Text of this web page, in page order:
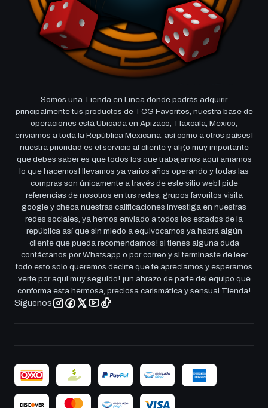
Somos una Tienda en Linea donde podrás adquirir
principalmente tus productos de TCG Favoritos, nuestra base de
operaciones está Ubicada en Apizaco, Tlaxcala, Mexico,
enviamos a toda la República Mexicana, así como a otros países!
nuestra prioridad es el servicio al cliente y algo muy importante
que debes saber es que todos los que trabajamos aquí amamos
lo que hacemos! llevamos ya varios años operando y todas las
compras son únicamente a través de este sitio web! pide
referencias de nosotros en tus redes, grupos favoritos visita
google y checa nuestras calificaciones investiga en nuestras
redes sociales, ya hemos enviado a todos los estados de la
república así que sin miedo a equivocarnos ya habrá algún
cliente que pueda recomendarnos! si tienes alguna duda
contáctanos por Whatsapp o por correo y si terminaste de leer
todo esto solo queremos decirte que te apreciamos y esperamos
verte por aqui muy seguido! ¡un abrazo de parte del equipo que
conforma esta hermosa, preciosa carismática y sensual Tienda!
Síguenos